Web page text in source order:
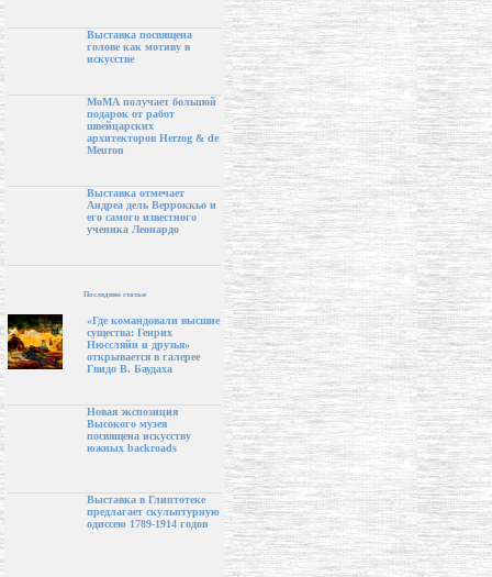
Выставка посвящена
голове как мотиву в
искусстве
МоМА получает большой
подарок от работ
швейцарских
архитекторов Herzog & de
Meuron
Выставка отмечает
Андреа дель Верроккьо и
его самого известного
ученика Леонардо
Последние статьи
«Где командовали высшие
существа: Генрих
Нюссляйн и друзья»
открывается в галерее
Гвидо В. Баудаха
Новая экспозиция
Высокого музея
посвящена искусству
южных backroads
Выставка в Глиптотеке
предлагает скульптурную
одиссею 1789-1914 годов